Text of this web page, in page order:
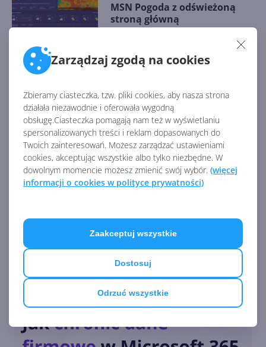
Zarządzaj zgodą na cookies
Zbieramy ciasteczka, tzw. pliki cookies, aby nasza strona
działała niezawodnie i oferowała wygodną
obsługę.Ciasteczka pomagają nam też w wyświetlaniu
spersonalizowanych treści i reklam dopasowanych do
Twoich zainteresowań. Możesz zarządzać ustawieniami
cookies, akceptując wszystkie albo tylko niezbędne. W
dowolnym momencie możesz zmienić swój wybór. (więcej
informacji o cookies w polityce prywatności)
Odrzuć wszystkie
Dostosuj
Zaakceptuj wszystkie
MSN Pogoda z odświeżoną
stroną główną
dowolnego miejsca
Znamy już zwycięzców
Microsoft Store Awards 2024
Windows 11 nie pozwala
usunąć telefonu
Blender i inne aplikacje
Snapdragon X Series